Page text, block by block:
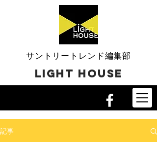
​サントリートレンド編集部
​LIGHT HOUSE
記事